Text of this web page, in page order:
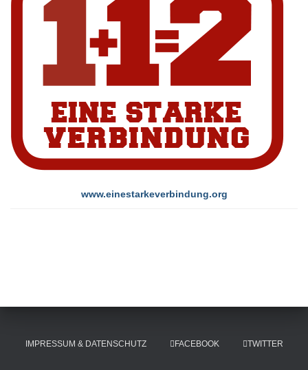
www.einestarkeverbindung.org
IMPRESSUM & DATENSCHUTZ FACEBOOK TWITTER